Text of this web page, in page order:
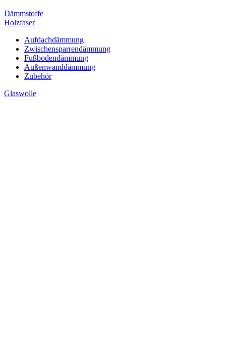
Dämmstoffe
Holzfaser
Aufdachdämmung
Zwischensparrendämmung
Fußbodendämmung
Außenwanddämmung
Zubehör
Glaswolle